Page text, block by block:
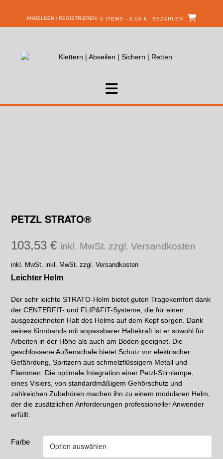
ANMELDEN / REGISTRIEREN 0 ITEMS - 0,00 € BEZAHLEN
PETZL STRATO®
103,53 € inkl. MwSt. zzgl. Versandkosten
inkl. MwSt. inkl. MwSt. zzgl. Versandkosten
Leichter Helm
Der sehr leichte STRATO-Helm bietet guten Tragekomfort dank
der CENTERFIT- und FLIP&FIT-Systeme, die für einen
ausgezeichneten Halt des Helms auf dem Kopf sorgen. Dank
seines Kinnbands mit anpassbarer Haltekraft ist er sowohl für
Arbeiten in der Höhe als auch am Boden geeignet. Die
geschlossene Außenschale bietet Schutz vor elektrischer
Gefährdung, Spritzern aus schmelzflüssigem Metall und
Flammen. Die optimale Integration einer Petzl-Stirnlampe,
eines Visiers, von standardmäßigem Gehörschutz und
zahlreichen Zubehören machen ihn zu einem modularen Helm,
der die zusätzlichen Anforderungen professioneller Anwender
erfüllt.
Farbe